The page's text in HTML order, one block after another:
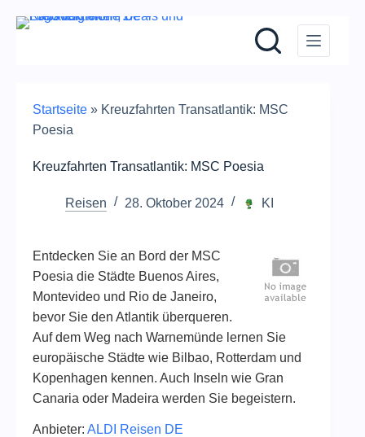
Zum
Startseite » Kreuzfahrten Transatlantik: MSC
Poesia
Kreuzfahrten Transatlantik: MSC Poesia
Reisen 28. Oktober 2024 KI
Entdecken Sie an Bord der MSC
Poesia die Städte Buenos Aires,
Montevideo und Rio de Janeiro,
bevor Sie den Atlantik überqueren.
Auf dem Weg nach Warnemünde lernen Sie
europäische Städte wie Bilbao, Rotterdam und
Kopenhagen kennen. Auch Inseln wie Gran
Canaria oder Madeira werden Sie begeistern.
Anbieter: ALDI Reisen DE